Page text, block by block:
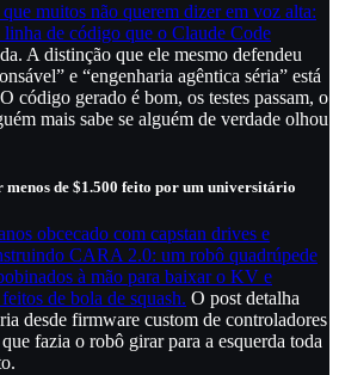
muitos não querem dizer em voz alta:
linha de código que o Claude Code
A distinção que ele mesmo defendeu
e “engenharia agêntica séria” está
código gerado é bom, os testes passam, o
mais sabe se alguém de verdade olhou
menos de $1.500 feito por um universitário
obcecado com capstan drives e
CARA 2.0: um robô quadrúpede
à mão para baixar o KV e
de bola de squash. O post detalha
desde firmware custom de controladores
fazia o robô girar para a esquerda toda